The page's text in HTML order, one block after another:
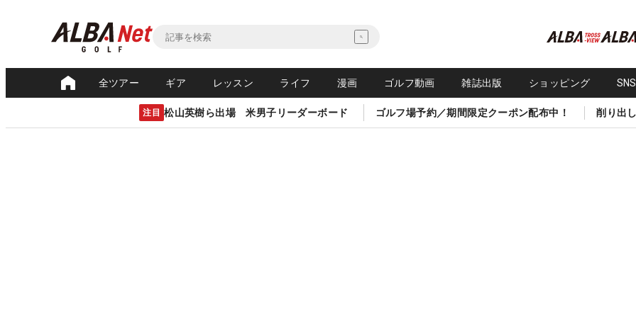
全ツアー ギア レッスン ライフ 漫画 ゴルフ動画 雑誌出版 ショッピング
注目 松山英樹ら出場 米男子リーダーボード ゴルフ場予約／期間限定クーポン配布中！ 削り出